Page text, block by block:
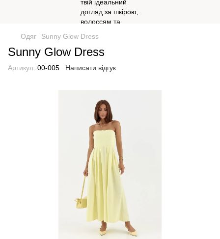
Одяг Sunny Glow Dress
Sunny Glow Dress
Артикул: 00-005 Написати відгук